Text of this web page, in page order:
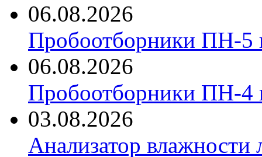
06.08.2026
Пробоотборники ПН-
06.08.2026
Пробоотборники ПН-
03.08.2026
Анализатор